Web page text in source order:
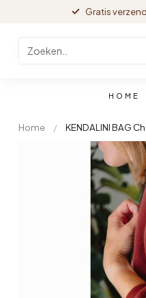
Gratis
HOME
Home / KENDALINI BAG